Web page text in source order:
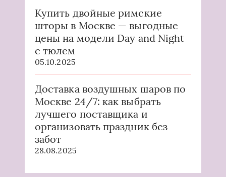
Купить двойные римские
шторы в Москве — выгодные
цены на модели Day and Night
с тюлем
05.10.2025
Доставка воздушных шаров по
Москве 24/7: как выбрать
лучшего поставщика и
организовать праздник без
забот
28.08.2025